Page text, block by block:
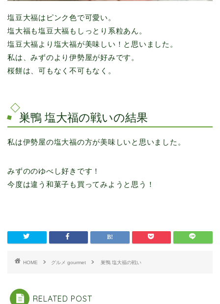
塩豆大福はピンク色で可愛い。
塩大福も塩豆大福もしっとり系粒あん。
塩豆大福より塩大福が美味しい！と思いました。
私は、みずのより伊勢屋が好みです。
桜餅は、可もなく不可もなく。
巣鴨 塩大福の戦いの結果
私は伊勢屋の塩大福の方が美味しいと思いました。
みずののゆべし好きです！
今度は違う和菓子も買ってみようと思う！
HOME グルメ gourmet 巣鴨 塩大福の戦い
RELATED POST